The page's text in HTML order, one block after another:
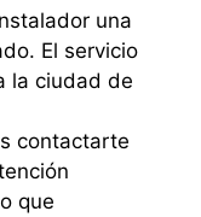
una
El servicio
la ciudad de
contactarte
que